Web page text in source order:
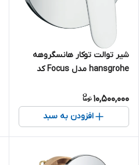
شیر توالت توکار هانسگروهه
hansgrohe مدل Focus کد
10,500,000
افزودن به سبد